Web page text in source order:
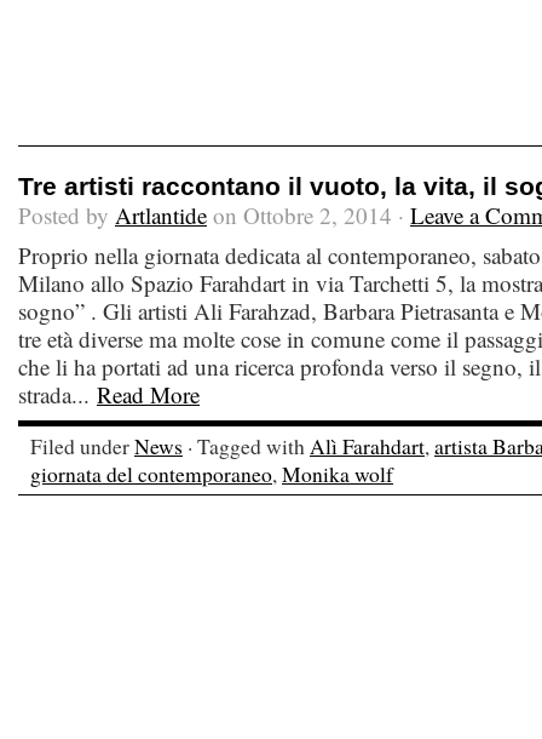
Tre artisti raccontano il vuoto, la vita, il
Posted by Artlantide on Ottobre 2, 2014 · Leave a
Proprio nella giornata dedicata al contemporaneo,
Milano allo Spazio Farahdart in via Tarchetti 5, la
sogno” . Gli artisti Ali Farahzad, Barbara Pietrasanta e
tre età diverse ma molte cose in comune come il
che li ha portati ad una ricerca profonda verso il segno,
strada... Read More
Filed underNews · Tagged withAlì Farahdart,artista
giornata del contemporaneo,Monika wolf